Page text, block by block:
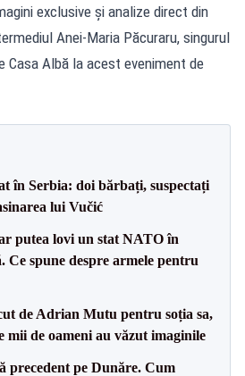
exclusive și analize direct din
Anei-Maria Păcuraru, singurul
Casa Albă la acest eveniment de
în Serbia: doi bărbați, suspectați
lui Vučić
putea lovi un stat NATO în
Ce spune despre armele pentru
de Adrian Mutu pentru soția sa,
mii de oameni au văzut imaginile
precedent pe Dunăre. Cum